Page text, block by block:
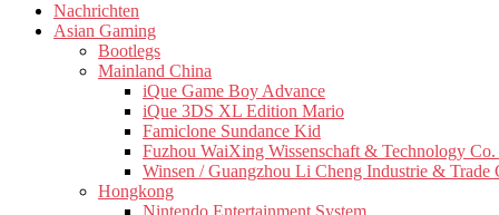
Nachrichten
Asian Gaming
Bootlegs
Mainland China
iQue Game Boy Advance
iQue 3DS XL Edition Mario
Famiclone Sundance Kid
Fuzhou WaiXing Wissenschaft & Technology
Winsen / Guangzhou Li Cheng Industrie & Trade
Hongkong